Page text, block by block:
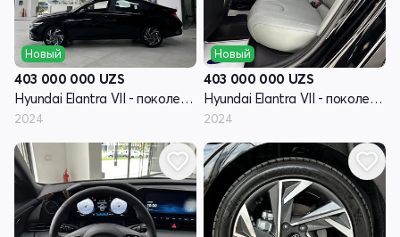
Новый
403 000 000 UZS
Hyundai Elantra VII - поколение рестайлинг (CN7)
2024
Новый
403 000 000 UZS
Hyundai Elantra VII - поколение рестайлинг (CN7)
2024